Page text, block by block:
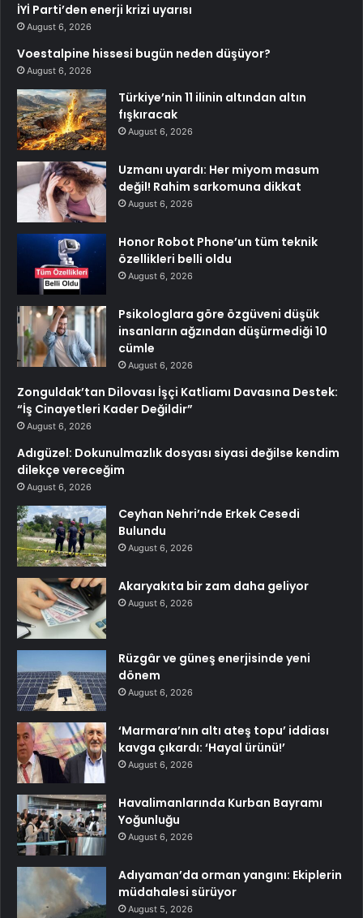
İYİ Parti’den enerji krizi uyarısı
August 6, 2026
Voestalpine hissesi bugün neden düşüyor?
August 6, 2026
Türkiye’nin 11 ilinin altından altın
fışkıracak
August 6, 2026
Uzmanı uyardı: Her miyom masum
değil! Rahim sarkomuna dikkat
August 6, 2026
Honor Robot Phone’un tüm teknik
özellikleri belli oldu
August 6, 2026
Psikologlara göre özgüveni düşük
insanların ağzından düşürmediği 10
cümle
August 6, 2026
Zonguldak’tan Dilovası İşçi Katliamı Davasına Destek:
“İş Cinayetleri Kader Değildir”
August 6, 2026
Adıgüzel: Dokunulmazlık dosyası siyasi değilse kendim
dilekçe vereceğim
August 6, 2026
Ceyhan Nehri’nde Erkek Cesedi
Bulundu
August 6, 2026
Akaryakıta bir zam daha geliyor
August 6, 2026
Rüzgâr ve güneş enerjisinde yeni
dönem
August 6, 2026
‘Marmara’nın altı ateş topu’ iddiası
kavga çıkardı: ‘Hayal ürünü!’
August 6, 2026
Havalimanlarında Kurban Bayramı
Yoğunluğu
August 6, 2026
Adıyaman’da orman yangını: Ekiplerin
müdahalesi sürüyor
August 5, 2026